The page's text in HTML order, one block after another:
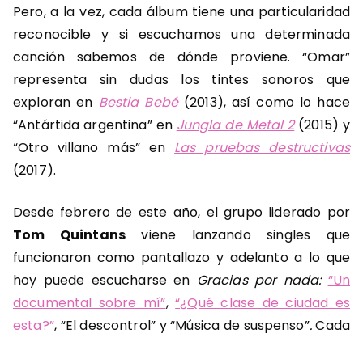
Pero, a la vez, cada álbum tiene una particularidad
reconocible y si escuchamos una determinada
canción sabemos de dónde proviene. “Omar”
representa sin dudas los tintes sonoros que
exploran en Bestia Bebé(2013), así como lo hace
“Antártida argentina” en Jungla de Metal 2(2015) y
“Otro villano más” en Las pruebas destructivas
(2017).
Desde febrero de este año, el grupo liderado por
Tom Quintans viene lanzando singles que
funcionaron como pantallazo y adelanto a lo que
hoy puede escucharse en Gracias por nada: “Un
documental sobre mí”,“¿Qué clase de ciudad es
esta?”, “El descontrol” y “Música de suspenso”.Cada